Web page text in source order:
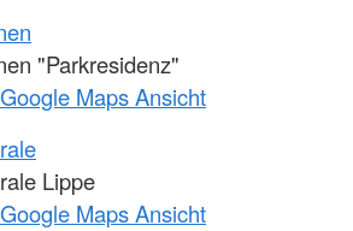
"Parkresidenz"
Maps Ansicht
Lippe
Maps Ansicht